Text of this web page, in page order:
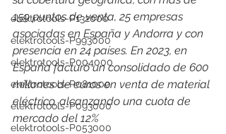
elektrotools-P132000
elektrotools-P993000
elektrotools-P004000
elektrotools-P081000
elektrotools-P093000
elektrotools-P053000
159 puntos de venta, 25 empresas
asociadas en España y Andorra y con
presencia en 24 países. En 2023, en
España facturó un consolidado de 600
millones de euros en venta de material
eléctrico, alcanzando una cuota de
mercado del 12%